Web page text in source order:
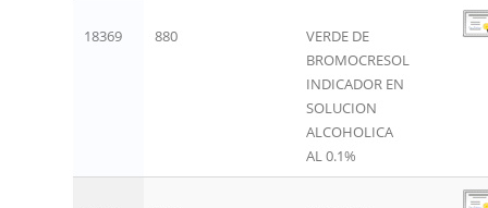
18369 880
VERDE DE
BROMOCRESOL
INDICADOR EN
SOLUCION
ALCOHOLICA
AL 0.1%